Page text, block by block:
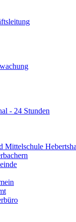
- 24 Stunden
Mittelschule